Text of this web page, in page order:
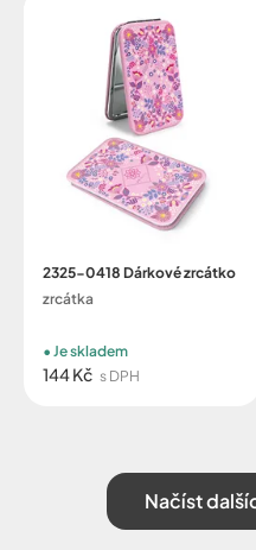
2325-0418 Dárkové zrcátko
zrcátka
144 Kč s DPH
Je skladem
Načíst